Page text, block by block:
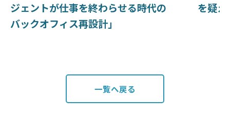
ジェントが仕事を終わらせる時代の
バックオフィス再設計」
を疑え
一覧へ戻る